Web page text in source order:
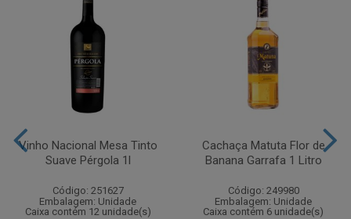
Vinho Nacional Mesa Tinto
Suave Pérgola 1l
Código: 251627
Embalagem: Unidade
Caixa contém 12 unidade(s)
Cachaça Matuta Flor de
Banana Garrafa 1 Litro
Código: 249980
Embalagem: Unidade
Caixa contém 6 unidade(s)